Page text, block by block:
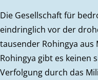
Die Gesellschaft für
eindringlich vor der
tausender Rohingya aus
Rohingya gibt es keinen
Verfolgung durch das